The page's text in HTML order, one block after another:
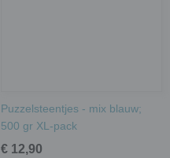
Puzzelsteentjes - mix blauw;
500 gr XL-pack
€ 12,90